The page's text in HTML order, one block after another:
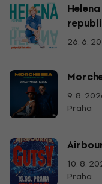
26. 6.
9. 8.
Praha
10. 8.
Praha